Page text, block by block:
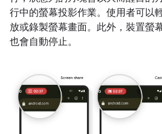
行中的螢幕投影作業。使用者可以
放或錄製螢幕畫面。此外，裝置螢
也會自動停止。